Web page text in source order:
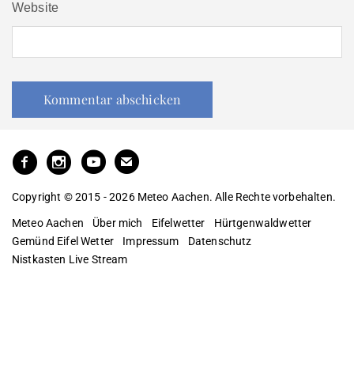
Website
Copyright © 2015 - 2026 Meteo Aachen. Alle Rechte vorbehalten.
Meteo Aachen Über mich Eifelwetter
Hürtgenwaldwetter
Gemünd Eifel Wetter
Impressum
Datenschutz
Nistkasten Live Stream